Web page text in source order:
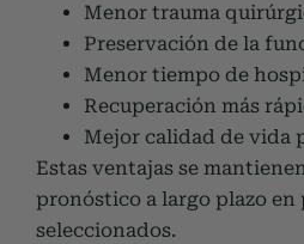
Menor trauma
Preservación de la
Menor tiempo de
Recuperación más
Mejor calidad de vida
Estas ventajas se
pronóstico a largo plazo en
seleccionados.